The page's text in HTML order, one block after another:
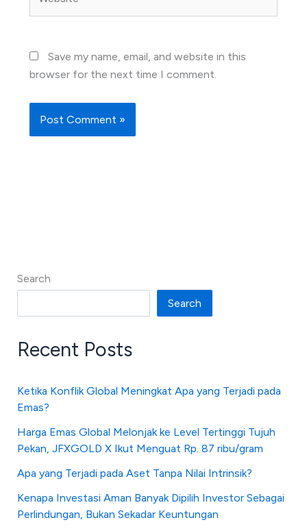
Save my name, email, and website in this
browser for the next time I comment.
Search
Search
Recent Posts
Ketika Konflik Global Meningkat Apa yang Terjadi pada
Emas?
Harga Emas Global Melonjak ke Level Tertinggi Tujuh
Pekan, JFXGOLD X Ikut Menguat Rp. 87 ribu/gram
Apa yang Terjadi pada Aset Tanpa Nilai Intrinsik?
Kenapa Investasi Aman Banyak Dipilih Investor Sebagai
Perlindungan, Bukan Sekadar Keuntungan